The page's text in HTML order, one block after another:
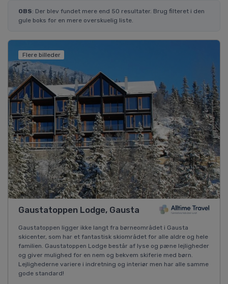
OBS: Der blev fundet mere end 50 resultater. Brug filteret i den
gule boks for en mere overskuelig liste.
Flere billeder
Gaustatoppen Lodge, Gausta
Gaustatoppen ligger ikke langt fra børneområdet i Gausta
skicenter, som har et fantastisk skiområdet for alle aldre og hele
familien. Gaustatoppen Lodge består af lyse og pæne lejligheder
og giver mulighed for en nem og bekvem skiferie med børn.
Lejlighederne variere i indretning og interiør men har alle samme
gode standard!